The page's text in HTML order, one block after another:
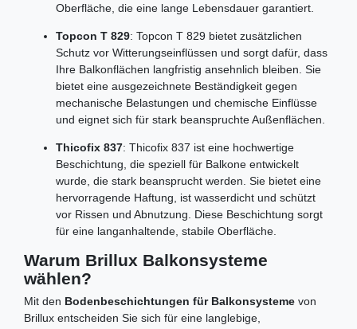
Oberfläche, die eine lange Lebensdauer garantiert.
Topcon T 829: Topcon T 829 bietet zusätzlichen
Schutz vor Witterungseinflüssen und sorgt dafür, dass
Ihre Balkonflächen langfristig ansehnlich bleiben. Sie
bietet eine ausgezeichnete Beständigkeit gegen
mechanische Belastungen und chemische Einflüsse
und eignet sich für stark beanspruchte Außenflächen.
Thicofix 837: Thicofix 837 ist eine hochwertige
Beschichtung, die speziell für Balkone entwickelt
wurde, die stark beansprucht werden. Sie bietet eine
hervorragende Haftung, ist wasserdicht und schützt
vor Rissen und Abnutzung. Diese Beschichtung sorgt
für eine langanhaltende, stabile Oberfläche.
Warum Brillux Balkonsysteme
wählen?
Mit den Bodenbeschichtungen für Balkonsysteme von
Brillux entscheiden Sie sich für eine langlebige,